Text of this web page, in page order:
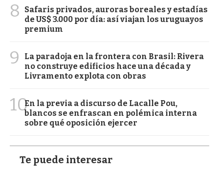
8
Safaris privados, auroras boreales y estadías
de US$ 3.000 por día: así viajan los uruguayos
premium
9
La paradoja en la frontera con Brasil: Rivera
no construye edificios hace una década y
Livramento explota con obras
10En la previa a discurso de Lacalle Pou,
blancos se enfrascan en polémica interna
sobre qué oposición ejercer
Te puede interesar